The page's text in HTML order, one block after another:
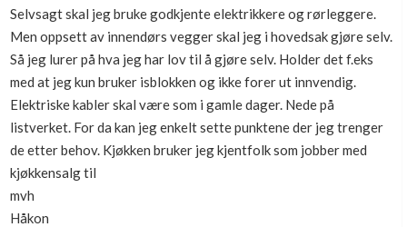
Selvsagt skal jeg bruke godkjente elektrikkere og rørleggere.
Men oppsett av innendørs vegger skal jeg i hovedsak gjøre selv.
Så jeg lurer på hva jeg har lov til å gjøre selv. Holder det f.eks
med at jeg kun bruker isblokken og ikke forer ut innvendig.
Elektriske kabler skal være som i gamle dager. Nede på
listverket. For da kan jeg enkelt sette punktene der jeg trenger
de etter behov. Kjøkken bruker jeg kjentfolk som jobber med
kjøkkensalg til
mvh
Håkon